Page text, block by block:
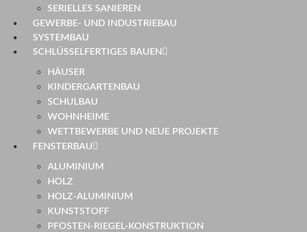
SERIELLES SANIEREN
GEWERBE- UND INDUSTRIEBAU
SYSTEMBAU
SCHLÜSSELFERTIGES BAUEN
HÄUSER
KINDERGARTENBAU
SCHULBAU
WOHNHEIME
WETTBEWERBE UND NEUE PROJEKTE
FENSTERBAU
ALUMINIUM
HOLZ
HOLZ-ALUMINIUM
KUNSTSTOFF
PFOSTEN-RIEGEL-KONSTRUKTION